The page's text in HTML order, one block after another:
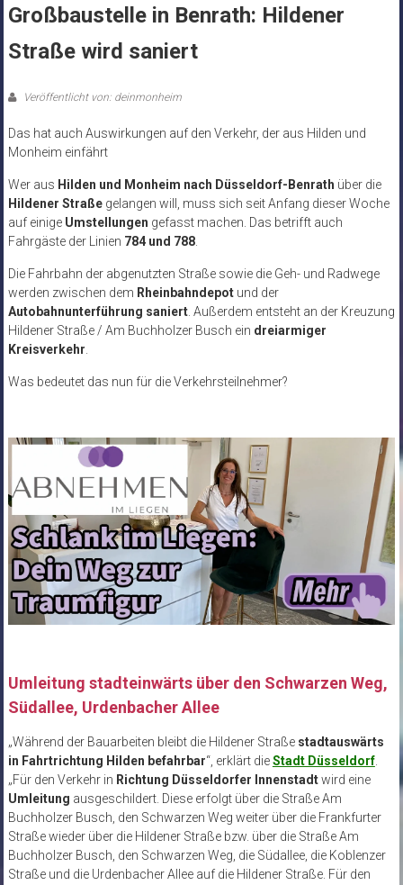
Großbaustelle in Benrath: Hildener
Straße wird saniert
Veröffentlicht von: deinmonheim
Das hat auch Auswirkungen auf den Verkehr, der aus Hilden und
Monheim einfährt
Wer aus Hilden und Monheim nach Düsseldorf-Benrath über die
Hildener Straßegelangen will, muss sich seit Anfang dieser Woche
auf einige Umstellungen gefasst machen. Das betrifft auch
Fahrgäste der Linien 784 und 788.
Die Fahrbahn der abgenutzten Straße sowie die Geh- und Radwege
werden zwischen dem Rheinbahndepotund der
Autobahnunterführung saniert. Außerdem entsteht an der Kreuzung
Hildener Straße / Am Buchholzer Busch ein dreiarmiger
Kreisverkehr.
Was bedeutet das nun für die Verkehrsteilnehmer?
Umleitung stadteinwärts über den Schwarzen Weg,
Südallee, Urdenbacher Allee
„Während der Bauarbeiten bleibt die Hildener Straße stadtauswärts
in Fahrtrichtung Hilden befahrbar“, erklärt dieStadt Düsseldorf.
„Für den Verkehr in Richtung Düsseldorfer Innenstadtwird eine
Umleitung ausgeschildert. Diese erfolgt über die Straße Am
Buchholzer Busch, den Schwarzen Weg weiter über die Frankfurter
Straße wieder über die Hildener Straße bzw. über die Straße Am
Buchholzer Busch, den Schwarzen Weg, die Südallee, die Koblenzer
Straße und die Urdenbacher Allee auf die Hildener Straße. Für den